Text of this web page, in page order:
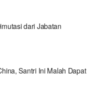
dari Jabatan
Santri Ini Malah Dapat